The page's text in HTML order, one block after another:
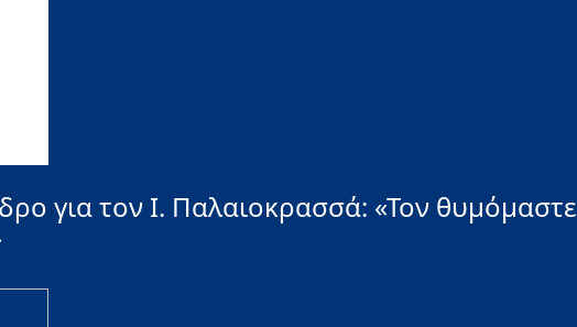
για τον Ι. Παλαιοκρασσά: «Τον